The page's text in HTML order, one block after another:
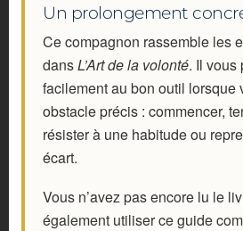
Un prolongement
Ce compagnon rassemble les
dansL’Art de la volonté. Il vous
facilement au bon outil lorsque
obstacle précis : commencer,
résister à une habitude ou
écart.
Vous n’avez pas encore lu le
également utiliser ce guide